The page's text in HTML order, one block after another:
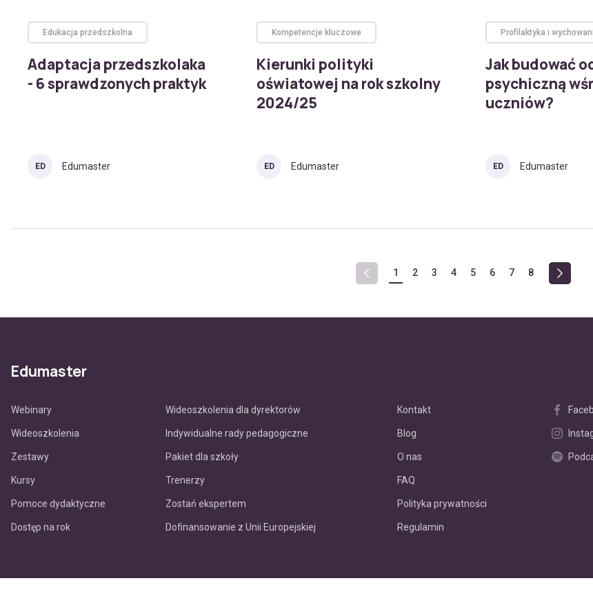
Edukacja przedszkolna
Adaptacja przedszkolaka
- 6 sprawdzonych praktyk
ED Edumaster
Kompetencje kluczowe
Kierunki polityki
oświatowej na rok szkolny
2024/25
ED Edumaster
Profilaktyka i
Jak budować
psychiczną
uczniów?
ED Edumaster
1 2 3 4 5 6 7 8
Edumaster
Webinary
Wideoszkolenia
Zestawy
Kursy
Pomoce dydaktyczne
Dostęp na rok
Wideoszkolenia dla dyrektorów
Indywidualne rady pedagogiczne
Pakiet dla szkoły
Trenerzy
Zostań ekspertem
Dofinansowanie z Unii Europejskiej
Kontakt
Blog
O nas
FAQ
Polityka prywatności
Regulamin